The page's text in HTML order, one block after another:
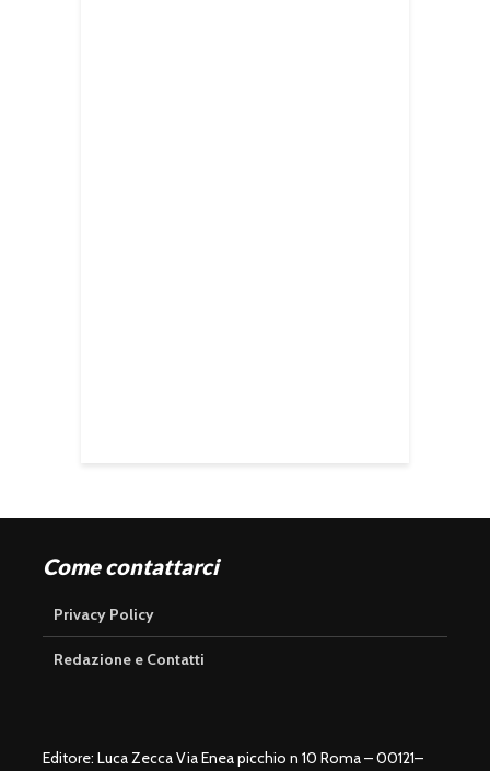
Come contattarci
Privacy Policy
Redazione e Contatti
Editore: Luca Zecca Via Enea picchio n 10 Roma – 00121–